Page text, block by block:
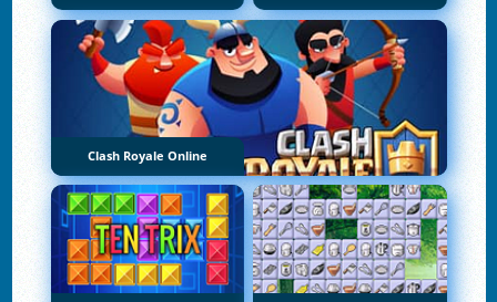
Clash Royale Online